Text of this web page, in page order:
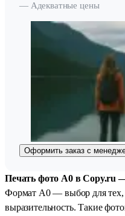
— Адекватные цены
Оформить заказ с
Печать фото А0 в Copy.ru
Формат А0 — выбор для тех,
выразительность. Такие